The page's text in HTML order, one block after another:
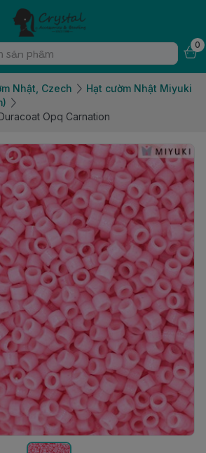
0
Nhật, Czech
Hạt cườm Nhật Miyuki
Opq Carnation